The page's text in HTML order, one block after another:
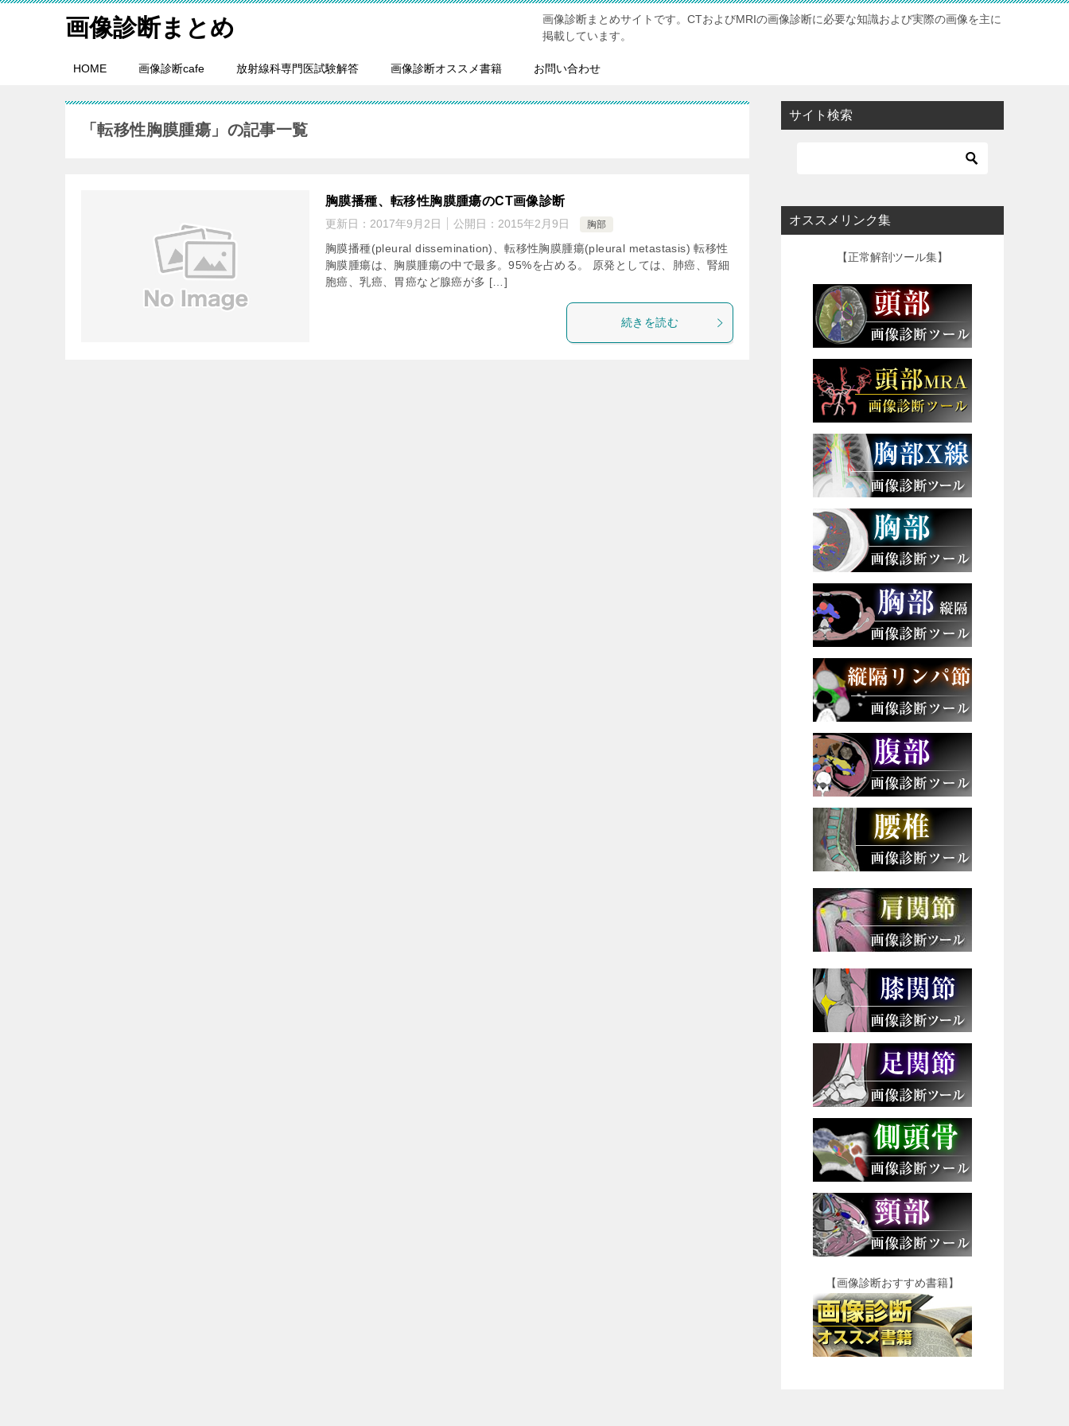
画像診断まとめ
画像診断まとめサイトです。CTおよびMRIの画像診断に必要な知識および実際の画像を主に
掲載しています。
HOME 画像診断cafe 放射線科専門医試験解答 画像診断オススメ書籍 お問い合わせ
「転移性胸膜腫瘍」の記事一覧
胸膜播種、転移性胸膜腫瘍のCT画像診断
更新日： 2017年9月2日 公開日： 2015年2月9日 胸部
胸膜播種(pleural dissemination)、転移性胸膜腫瘍(pleural metastasis) 転移性
胸膜腫瘍は、胸膜腫瘍の中で最多。95%を占める。 原発としては、肺癌、腎細
胞癌、乳癌、胃癌など腺癌が多 […]
続きを読む
サイト検索
オススメリンク集
【正常解剖ツール集】
【画像診断おすすめ書籍】